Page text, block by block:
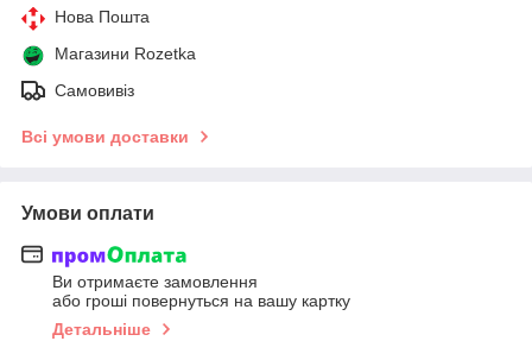
Нова Пошта
Магазини Rozetka
Самовивіз
Всі умови доставки
Умови оплати
Ви отримаєте замовлення
або гроші повернуться на вашу картку
Детальніше